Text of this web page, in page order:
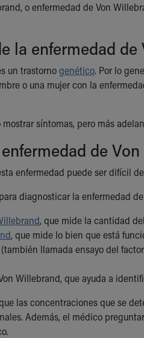
o enfermedad de Von
la enfermedad
un trastornogenético. Por lo
o una mujer con la
síntomas, pero más
de
enfermedad puede ser difícil
diagnosticar la enfermedad
, que mide la cantidad
, que mide lo bien que está
(también llamada ensayo del
Willebrand, que ayuda a
las concentraciones que se
Además, el médico